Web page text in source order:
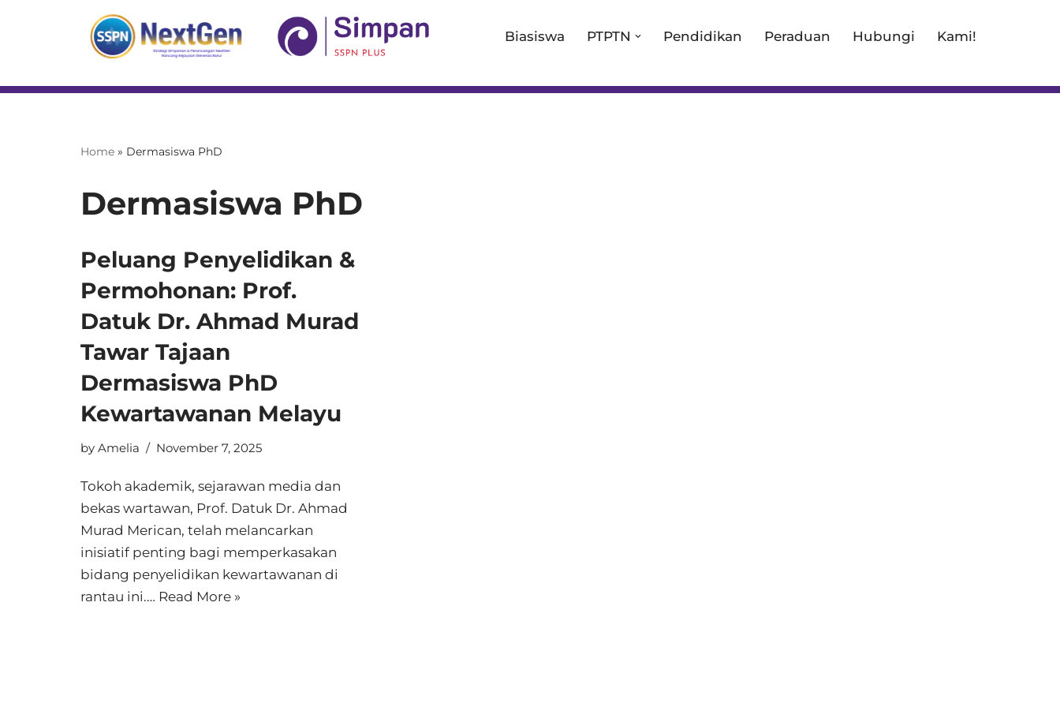
content
Biasiswa PTPTN Pendidikan Peraduan Hubungi Kami!
Home » Dermasiswa PhD
Dermasiswa PhD
Peluang Penyelidikan &
Permohonan: Prof.
Datuk Dr. Ahmad Murad
Tawar Tajaan
Dermasiswa PhD
Kewartawanan Melayu
by Amelia November 7, 2025
Tokoh akademik, sejarawan media dan
bekas wartawan, Prof. Datuk Dr. Ahmad
Murad Merican, telah melancarkan
inisiatif penting bagi memperkasakan
bidang penyelidikan kewartawanan di
rantau ini.… Read More »